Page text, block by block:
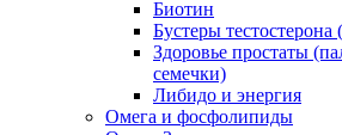
Биотин
Бустеры
Здоровье простаты
семечки)
Либидо и энергия
Омега и фосфолипиды